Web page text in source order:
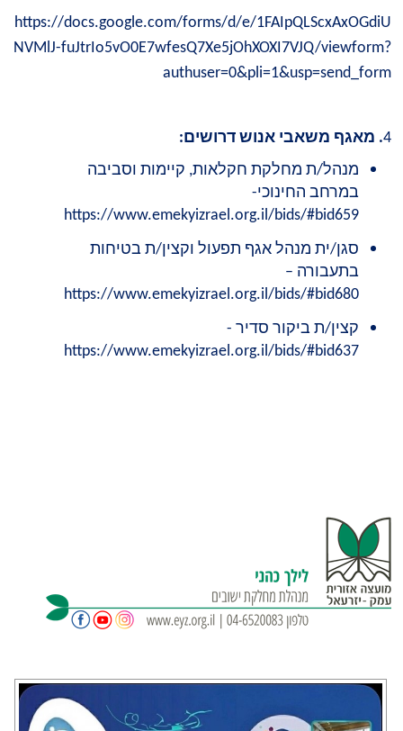
https://docs.google.com/forms/d/e/1FAIpQLScxAxOGdiU
NVMlJ-fuJtrIo5vO0E7wfesQ7Xe5jOhXOXI7VJQ/viewform?
usp=send_form
&
pli=1
&
authuser=0
4. מאגף משאבי אנוש דרושים:
מנהל/ת מחלקת חקלאות, קיימות וסביבה
במרחב החינוכי-
https://www.emekyizrael.org.il/bids/#bid659
סגן/ית מנהל אגף תפעול וקצין/ת בטיחות
בתעבורה –
https://www.emekyizrael.org.il/bids/#bid680
קצין/ת ביקור סדיר -
https://www.emekyizrael.org.il/bids/#bid637